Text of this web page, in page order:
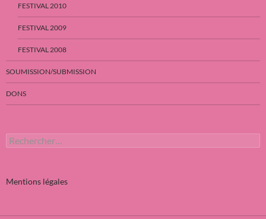
FESTIVAL 2010
FESTIVAL 2009
FESTIVAL 2008
SOUMISSION/SUBMISSION
DONS
Rechercher :
Mentions légales